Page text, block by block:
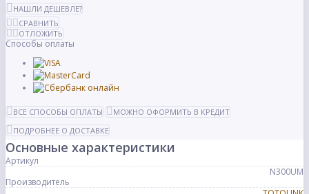
НАШЛИ ДЕШЕВЛЕ?
СРАВНИТЬ
ОТЛОЖИТЬ
Способы оплаты
ВСЕ СПОСОБЫ ОПЛАТЫ
МОЖНО ОФОРМИТЬ В КРЕДИТ
ПОДРОБНЕЕ О ДОСТАВКЕ
Основные характеристики
Артикул
N300UM
Производитель